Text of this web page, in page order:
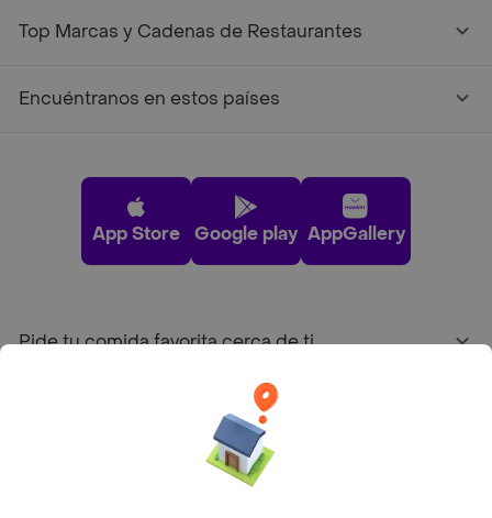
Top Marcas y Cadenas de Restaurantes
Encuéntranos en estos países
App Store Google play AppGallery
Pide tu comida favorita cerca de ti